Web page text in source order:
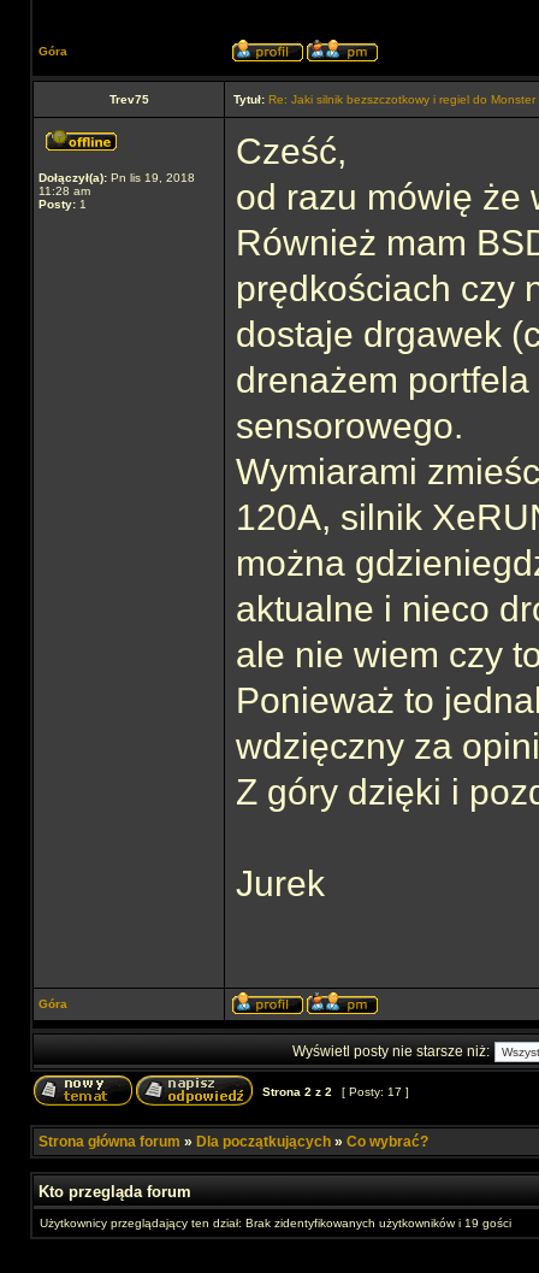
Góra
Trev75 Tytuł: Re: Jaki silnik bezszczotkowy i regiel do Monster
Dołączył(a): Pn lis 19, 2018
11:28 am
Posty: 1
Cześć,
od razu mówię że
Również mam
prędkościach czy
dostaje drgawek
drenażem
sensorowego.
Wymiarami
120A, silnik
można
aktualne i nieco
ale nie wiem czy
Ponieważ to
wdzięczny za
Z góry dzięki i
Jurek
Góra
Wyświetl posty nie starsze niż:
Strona 2 z 2 [ Posty: 17 ]
Strona główna forum » Dla początkujących » Co wybrać?
Kto przegląda forum
Użytkownicy przeglądający ten dział: Brak zidentyfikowanych użytkowników i 19 gości